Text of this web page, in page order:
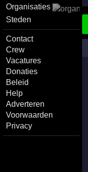
Organisaties
Steden
Contact
Crew
Vacatures
Donaties
Beleid
Help
Adverteren
Voorwaarden
Privacy